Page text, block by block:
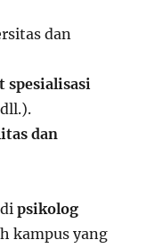
dan
spesialisasi
dan
psikolog
kampus yang